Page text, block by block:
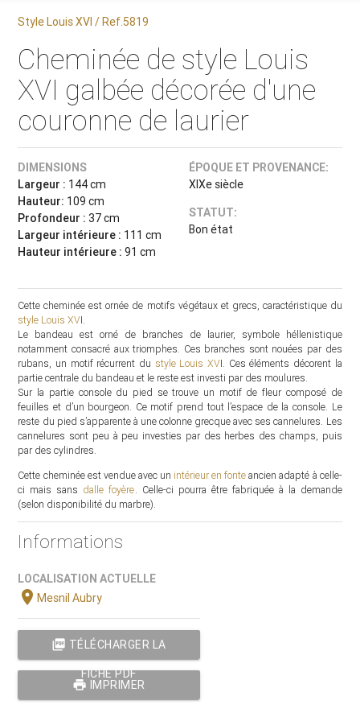
Style Louis XVI / Ref.5819
Cheminée de style Louis
XVI galbée décorée d'une
couronne de laurier
DIMENSIONS
Largeur : 144 cm
Hauteur: 109 cm
Profondeur : 37 cm
Largeur intérieure : 111 cm
Hauteur intérieure :91 cm
ÉPOQUE ET PROVENANCE:
XIXe siècle
STATUT:
Bon état
Cette cheminée est ornée de motifs végétaux et grecs, caractéristique du
style Louis XVI.
Le bandeau est orné de branches de laurier, symbole héllenistique
notamment consacré aux triomphes. Ces branches sont nouées par des
rubans, un motif récurrent du style Louis XVI. Ces éléments décorent la
partie centrale du bandeau et le reste est investi par des moulures.
Sur la partie console du pied se trouve un motif de fleur composé de
feuilles et d’un bourgeon. Ce motif prend tout l’espace de la console. Le
reste du pied s’apparente à une colonne grecque avec ses cannelures. Les
cannelures sont peu à peu investies par des herbes des champs, puis
par des cylindres.
Cette cheminée est vendue avec un intérieur en fonte ancien adapté à celle-
ci mais sans dalle foyère . Celle-ci pourra être fabriquée à la demande
(selon disponibilité du marbre).
Informations
LOCALISATION ACTUELLE
location_onMesnil Aubry
picture_as_pdf TÉLÉCHARGER LA
FICHE PDF
print IMPRIMER